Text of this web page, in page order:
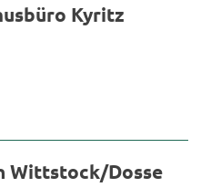
Ky­ritz
Witt­stock/Dosse